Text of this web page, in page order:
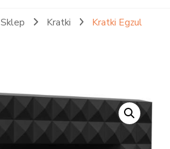
Sklep Kratki
Kratki Egzul